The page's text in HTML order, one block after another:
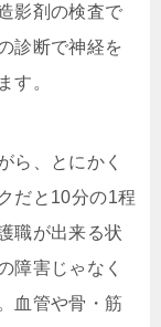
影剤の検査で
診断で神経を
す。
ら、とにかく
だと10分の1程
職が出来る状
障害じゃなく
血管や骨・筋